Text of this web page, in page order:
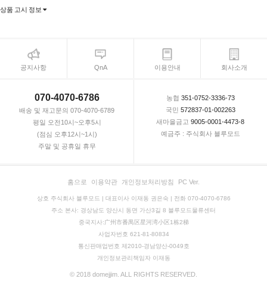
상품 고시 정보
공지사항 QnA 이용안내 회사소개
070-4070-6786
배송 및 재고문의 070-4070-6789
평일 오전10시~오후5시
(점심 오후12시~1시)
주말 및 공휴일 휴무
농협 351-0752-3336-73
국민 572837-01-002263
새마을금고 9005-0001-4473-8
예금주 : 주식회사 블루모드
홈으로 이용약관 개인정보처리방침 PC Ver.
상호 주식회사 블루모드 | 대표이사 이재동 권은숙 | 전화 070-4070-6786
주소 본사: 경상남도 양산시 동면 가산3길 8 블루모드물류센터
중국지사:广州市番禺区星河湾小区1栋2梯
사업자번호 621-81-80834
통신판매업번호 제2010-경남양산-0049호
개인정보관리책임자 이재동
© 2018 domejjim. ALL RIGHTS RESERVED.